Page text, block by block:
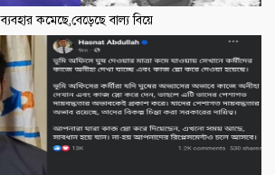
কমেছে,বেড়েছে বাল্য বিয়ে